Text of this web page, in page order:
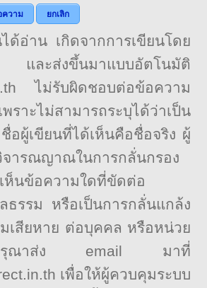
ความ
ยกเลิก
ด้อ่าน เกิดจากการเขียนโดย
ละส่งขึ้นมาแบบอัตโนมัติ
ไม่รับผิดชอบต่อข้อความ
าะไม่สามารถระบุได้ว่าเป็น
อผู้เขียนที่ได้เห็นคือชื่อจริง ผู้
จารณญาณในการกลั่นกรอง
ห็นข้อความใดที่ขัดต่อ
ธรรม หรือเป็นการกลั่นแกล้ง
มเสียหาย ต่อบุคคล หรือหน่วย
ณาส่ง email มาที่
เพื่อให้ผู้ควบคุมระบบ